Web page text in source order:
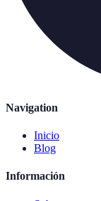
Navigation
Inicio
Blog
Información